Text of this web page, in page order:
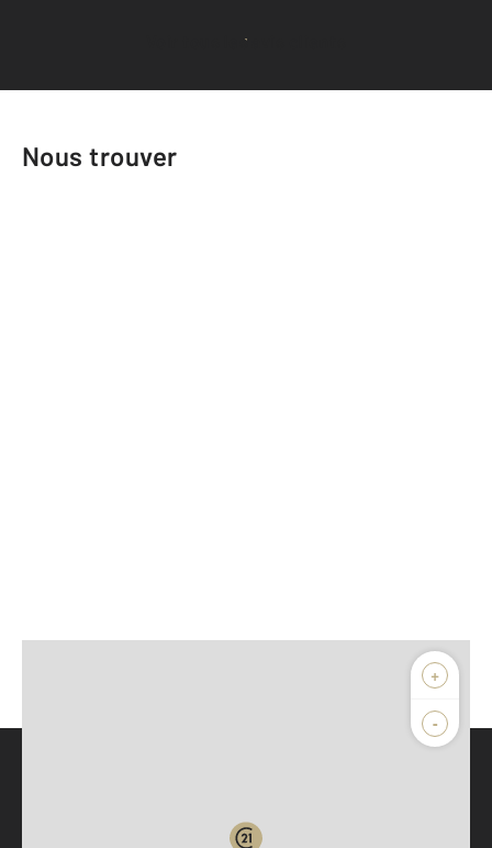
Voir tous les avis clients
Nous trouver
+
-